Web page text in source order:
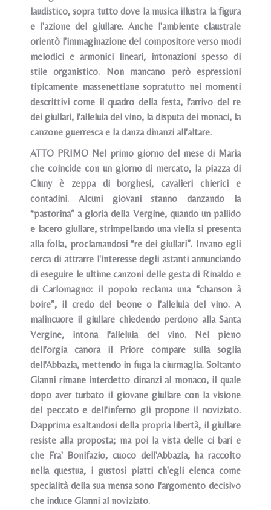
laudistico, sopra tutto dove la musica illustra la figura
e l'azione del giullare. Anche l'ambiente claustrale
orientò l'immaginazione del compositore verso modi
melodici e armonici lineari, intonazioni spesso di
stile organistico. Non mancano però espressioni
tipicamente massenettiane sopratutto nei momenti
descrittivi come il quadro della festa, l'arrivo del re
dei giullari, l'alleluia del vino, la disputa dei monaci, la
canzone guerresca e la danza dinanzi all'altare.
ATTO PRIMO Nel primo giorno del mese di Maria
che coincide con un giorno di mercato, la piazza di
Cluny è zeppa di borghesi, cavalieri chierici e
contadini. Alcuni giovani stanno danzando la
“pastorina” a gloria della Vergine, quando un pallido
e lacero giullare, strimpellando una viella si presenta
alla folla, proclamandosi “re dei giullari”. Invano egli
cerca di attrarre l'interesse degli astanti annunciando
di eseguire le ultime canzoni delle gesta di Rinaldo e
di Carlomagno: il popolo reclama una “chanson à
boire”, il credo del beone o l'alleluia del vino. A
malincuore il giullare chiedendo perdono alla Santa
Vergine, intona l'alleluia del vino. Nel pieno
dell'orgia canora il Priore compare sulla soglia
dell'Abbazia, mettendo in fuga la ciurmaglia. Soltanto
Gianni rimane interdetto dinanzi al monaco, il quale
dopo aver turbato il giovane giullare con la visione
del peccato e dell'inferno gli propone il noviziato.
Dapprima esaltandosi della propria libertà, il giullare
resiste alla proposta; ma poi la vista delle ci bari e
che Fra' Bonifazio, cuoco dell'Abbazia, ha raccolto
nella questua, i gustosi piatti ch'egli elenca come
specialità della sua mensa sono l'argomento decisivo
che induce Gianni al noviziato.